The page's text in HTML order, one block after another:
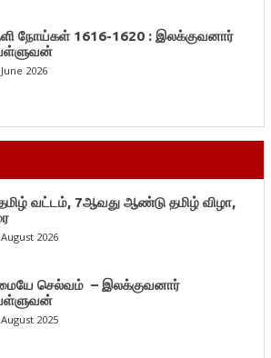
நோய்கள் 1616-1620 : இலக்குவனார்
2026
தமிழ் வட்டம், 7ஆவது ஆண்டு தமிழ் விழா,
2026
செல்வம் – இலக்குவனார்
2025